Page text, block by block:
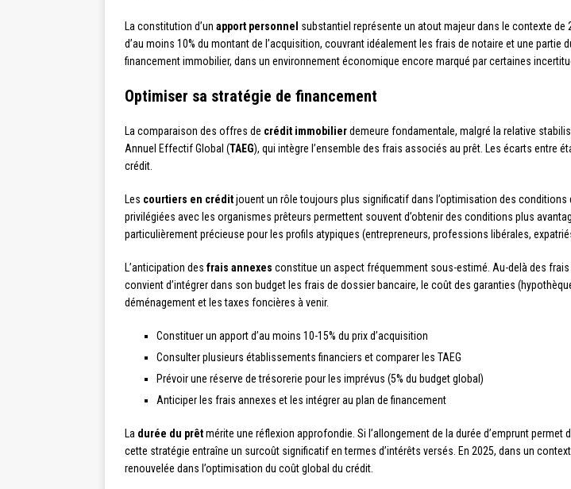
La constitution d’un apport personnel substantiel représente un atout majeur dans le contexte
d’au moins 10% du montant de l’acquisition, couvrant idéalement les frais de notaire et une partie
financement immobilier, dans un environnement économique encore marqué par certaines
Optimiser sa stratégie de financement
La comparaison des offres de crédit immobilierdemeure fondamentale, malgré la relative
Annuel Effectif Global (TAEG), qui intègre l’ensemble des frais associés au prêt. Les écarts entre
crédit.
Les courtiers en créditjouent un rôle toujours plus significatif dans l’optimisation des
privilégiées avec les organismes prêteurs permettent souvent d’obtenir des conditions plus
particulièrement précieuse pour les profils atypiques (entrepreneurs, professions libérales,
L’anticipation des frais annexes constitue un aspect fréquemment sous-estimé. Au-delà des frais
convient d’intégrer dans son budget les frais de dossier bancaire, le coût des garanties
déménagement et les taxes foncières à venir.
Constituer un apport d’au moins 10-15% du prix d’acquisition
Consulter plusieurs établissements financiers et comparer les TAEG
Prévoir une réserve de trésorerie pour les imprévus (5% du budget global)
Anticiper les frais annexes et les intégrer au plan de financement
La durée du prêtmérite une réflexion approfondie. Si l’allongement de la durée d’emprunt
cette stratégie entraîne un surcoût significatif en termes d’intérêts versés. En 2025, dans un
renouvelée dans l’optimisation du coût global du crédit.